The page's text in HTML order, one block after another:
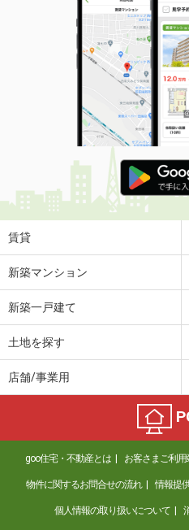
賃貸
新築マンション
新築一戸建て
土地を探す
店舗/事業用
goo住宅・不動産とは お客さまご利
物件に関するお問合せの流れ 情報提
個人情報の取り扱いについて